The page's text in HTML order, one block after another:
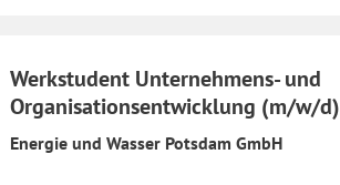
Werkstudent Unternehmens- und
Organisationsentwicklung (m/w/d)
Energie und Wasser Potsdam GmbH